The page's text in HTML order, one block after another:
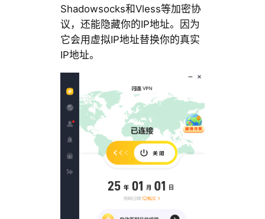
Shadowsocks和Vless等加密协
议，还能隐藏你的IP地址。因为
它会用虚拟IP地址替换你的真实
IP地址。